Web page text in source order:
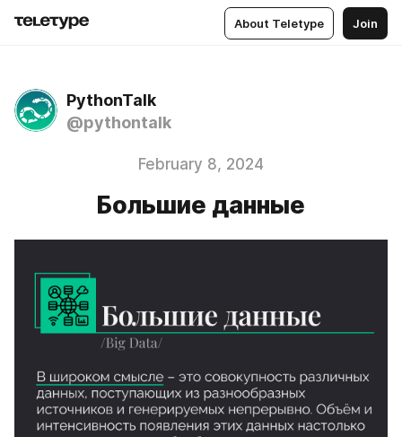
About Teletype Join
PythonTalk
@pythontalk
February 8, 2024
Большие данные